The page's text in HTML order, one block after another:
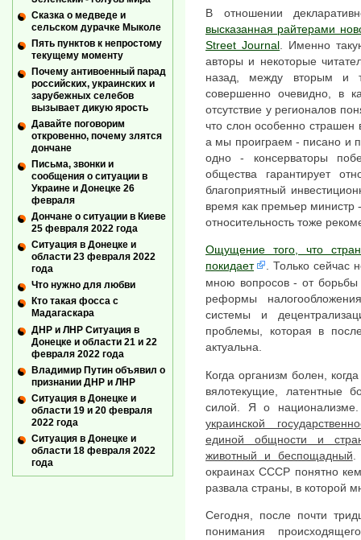
В отношении
высказанная райтерами
Street Journal . Именно
авторы и некоторые
назад, между вторым и
совершенно очевидно, в
отсутствие у регионалов
что слон особенно страшен
а мы проиграем - писано и
одно - консерваторы
общества гарантирует
благоприятный
время как премьер министр
относительность тоже
Ощущение того, что
покидает
. Только сейчас
мною вопросов - от
реформы
системы и
проблемы, которая в
актуальна.
Когда организм болен,
вялотекущие, латентные
силой. Я о
украинской
единой общности и
животный и беспощадный
окраинах СССР понятно
развала страны, в которой
Сегодня, после почти
понимания
Сказка о медведе и
сельском дурачке Мыколе
Пять пунктов к непростому
текущему моменту
Почему антивоенный парад
российских, украинских и
зарубежных селебов
вызывает дикую ярость
Давайте поговорим
откровенно, почему злятся
дончане
Письма, звонки и
сообщения о ситуации в
Украине и Донецке 26
февраля
Дончане о ситуации в Киеве
25 февраля 2022 года
Ситуация в Донецке и
области 23 февраля 2022
года
Что нужно для любви
Кто такая фосса с
Мадагаскара
ДНР и ЛНР Ситуация в
Донецке и области 21 и 22
февраля 2022 года
Владимир Путин объявил о
признании ДНР и ЛНР
Ситуация в Донецке и
области 19 и 20 февраля
2022 года
Ситуация в Донецке и
области 18 февраля 2022
года